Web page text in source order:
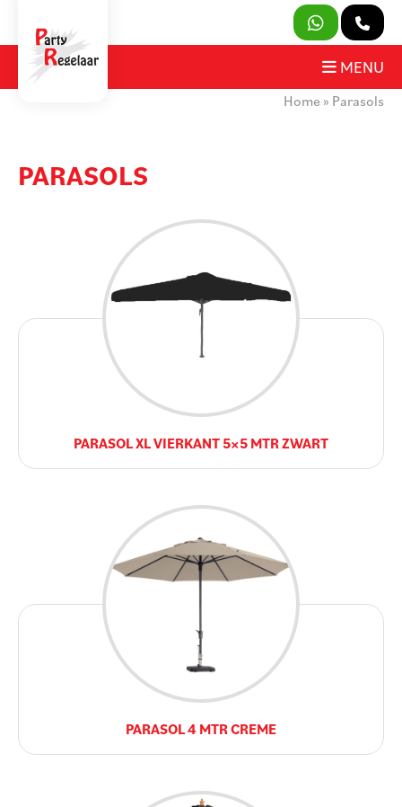
SLUITEN
OVER ONS
CONTACT
MIJN AANVRAAG
PARTY REGELAAR
MENU
Home » Parasols
PARASOLS
PARASOL XL VIERKANT 5×5 MTR ZWART
PARASOL 4 MTR CREME